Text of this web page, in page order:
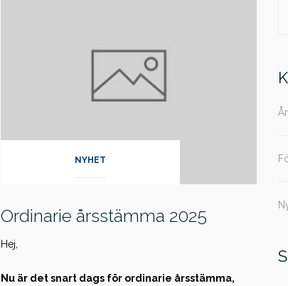
NYHET
Ordinarie årsstämma 2025
Hej,
Nu är det snart dags för ordinarie årsstämma,